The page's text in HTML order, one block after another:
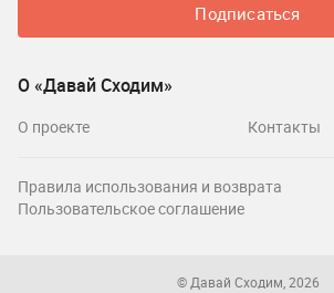
Подписаться
О «Давай Сходим»
О проекте Контакты
Правила использования и возврата
Пользовательское соглашение
© Давай Сходим, 2026